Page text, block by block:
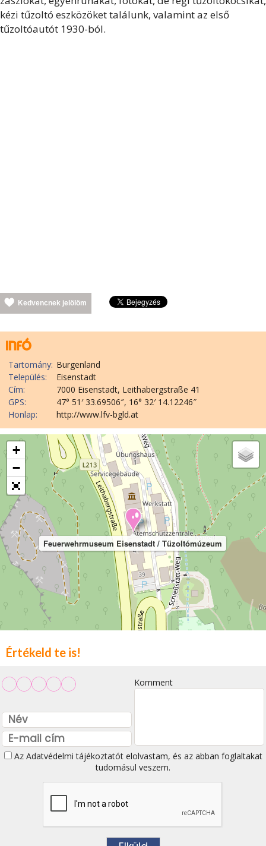
kézi tűzoltó eszközöket találunk, valamint az első
tűzoltóautót 1930-ból.
Kedvencnek jelölöm
Tartomány: Burgenland
Település:
Eisenstadt
Cím:
7000 Eisenstadt, Leithabergstraße 41
GPS:
47° 51′ 33.69506″, 16° 32′ 14.12246″
Honlap:
http://www.lfv-bgld.at
Feuerwehrmuseum Eisenstadt / Tűzoltómúzeum
+
−
Értékeld te is!
Komment
Az Adatvédelmi tájékoztatótelolvastam, és az abban foglaltakat
tudomásul veszem.